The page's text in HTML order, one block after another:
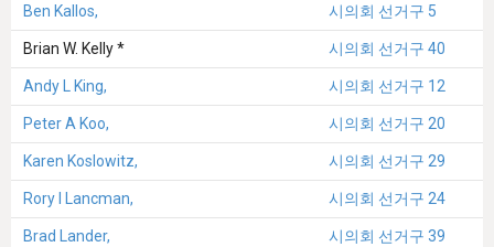
Ben Kallos, 시의회 선거구 5
Brian W. Kelly * 시의회 선거구 40
Andy L King, 시의회 선거구 12
Peter A Koo, 시의회 선거구 20
Karen Koslowitz, 시의회 선거구 29
Rory I Lancman, 시의회 선거구 24
Brad Lander, 시의회 선거구 39